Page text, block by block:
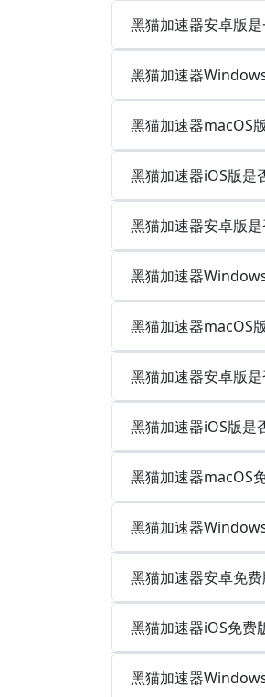
黑猫加速器安卓版
黑猫加速器
黑猫加速器macOS
黑猫加速器iOS版是
黑猫加速器安卓版
黑猫加速器
黑猫加速器macOS
黑猫加速器安卓版
黑猫加速器iOS版是
黑猫加速器macOS
黑猫加速器
黑猫加速器安卓免
黑猫加速器iOS免费
黑猫加速器